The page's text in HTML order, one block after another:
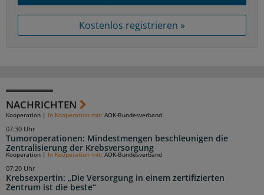
Kostenlos registrieren »
NACHRICHTEN
Tumoroperationen: Mindestmengen beschleunigen die
Zentralisierung der Krebsversorgung
Kooperation | In Kooperation mit: AOK-Bundesverband
07:30 Uhr
Krebsexpertin: „Die Versorgung in einem zertifizierten
Zentrum ist die beste“
Kooperation | In Kooperation mit: AOK-Bundesverband
07:20 Uhr